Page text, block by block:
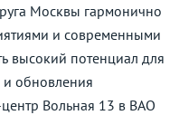
Москвы гармонично
и современными
высокий потенциал для
и обновления
Вольная 13 в ВАО